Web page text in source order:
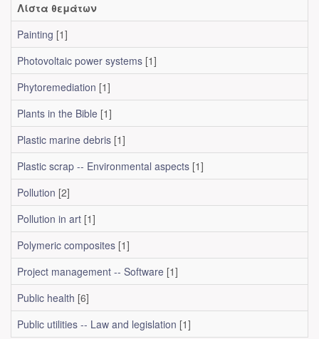
Λίστα θεμάτων
Painting [1]
Photovoltaic power systems [1]
Phytoremediation [1]
Plants in the Bible [1]
Plastic marine debris [1]
Plastic scrap -- Environmental aspects [1]
Pollution [2]
Pollution in art [1]
Polymeric composites [1]
Project management -- Software [1]
Public health [6]
Public utilities -- Law and legislation [1]